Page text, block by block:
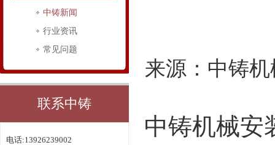
中铸新闻
行业资讯
常见问题
联系中铸
电话:13926239002
来源：中铸机
中铸机械安